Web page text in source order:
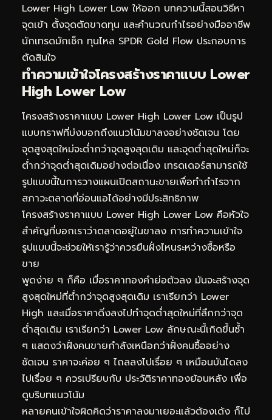
Lower High Lower Low ให้ออก บทความนี้สอนวิธีหา
จุดเข้า ตั้งจุดตัดขาดทุน และคำนวณกำไรอย่างมืออาชีพ
นักเทรดมักเช็ก ทุนไหล SPDR Gold Flow ประกอบการ
ตัดสินใจ
ทำความเข้าใจโครงสร้างราคาแบบ Lower
High Lower Low
โครงสร้างราคาแบบ Lower High Lower Low เป็นรูป
แบบกราฟที่บ่งบอกถึงแนวโน้มขาลงอย่างชัดเจน โดย
จุดสูงสุดใหม่จะต่ำกว่าจุดสูงสุดเดิม และจุดต่ำสุดใหม่ก็จะ
ต่ำกว่าจุดต่ำสุดเดิมอย่างต่อเนื่อง เทรดเดอร์สามารถใช้
รูปแบบนี้ในการวางแผนเปิดสถานะขายเพื่อทำกำไรจาก
สภาวะตลาดที่อ่อนแอได้อย่างมีประสิทธิภาพ
โครงสร้างราคาแบบ Lower High Lower Low คือหัวใจ
สำคัญที่บอกเราว่าตลาดอยู่ในขาลง การทำความเข้าใจ
รูปแบบนี้จะช่วยให้เรารู้ว่าควรยืนฝั่งไหนระหว่างซื้อหรือ
ขาย
พูดง่าย ๆ ก็คือ เมื่อราคาทองคำย่อตัวลง มันจะสร้างจุด
สูงสุดใหม่ที่ต่ำกว่าจุดสูงสุดเดิม เราเรียกว่า Lower
High และเมื่อราคาดิ่งลงไปทำจุดต่ำสุดใหม่ที่ลึกกว่าจุด
ต่ำสุดเดิม เราเรียกว่า Lower Low ลักษณะนี้เกิดขึ้นซ้ำ
ๆ แสดงว่าฝั่งคนขายกำลังเหนือกว่าฝั่งคนซื้ออย่าง
ชัดเจน ราคาจะค่อย ๆ ไถลลงไปเรื่อย ๆ เหมือนบันไดลง
ไปเรื่อย ๆ ควรเปรียบกับ ประวัติราคาทองย้อนหลัง เพื่อ
ดูบริบทแนวโน้ม
หลายคนเข้าใจผิดคิดว่าราคาลงมาเยอะแล้วต้องเด้ง ก็ไป